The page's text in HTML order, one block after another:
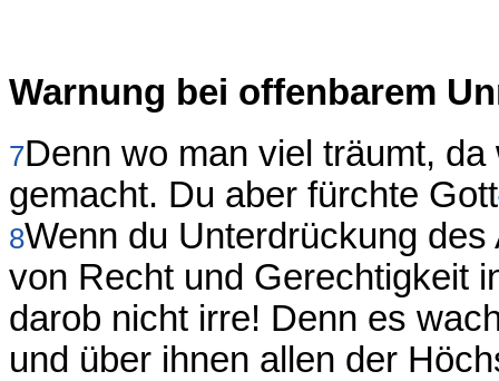
Warnung bei offenbarem
7Denn wo man viel träumt,
gemacht. Du aber fürchte Gott
8Wenn du Unterdrückung
von Recht und Gerechtigkeit
darob nicht irre! Denn es
und über ihnen allen der